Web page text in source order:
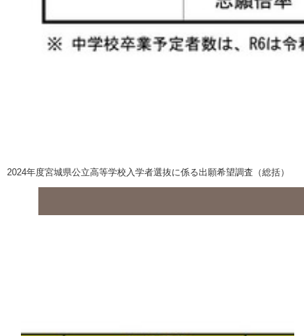
2024年度宮城県公立高等学校入学者選抜に係る出願希望調査（総括）